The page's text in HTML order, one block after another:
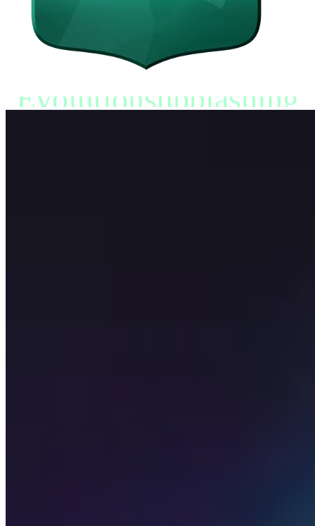
Evolutionsupplåsning